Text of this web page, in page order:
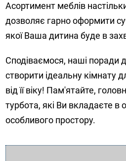
Асортимент меблів
дозволяє гарно оформити
якої Ваша дитина буде в
Сподіваємося, наші поради
створити ідеальну кімнату
від її віку! Пам'ятайте,
турбота, які Ви вкладаєте
особливого простору.